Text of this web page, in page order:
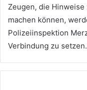
Zeugen, die
machen können,
Polizeiinspektion
Verbindung zu setzen.